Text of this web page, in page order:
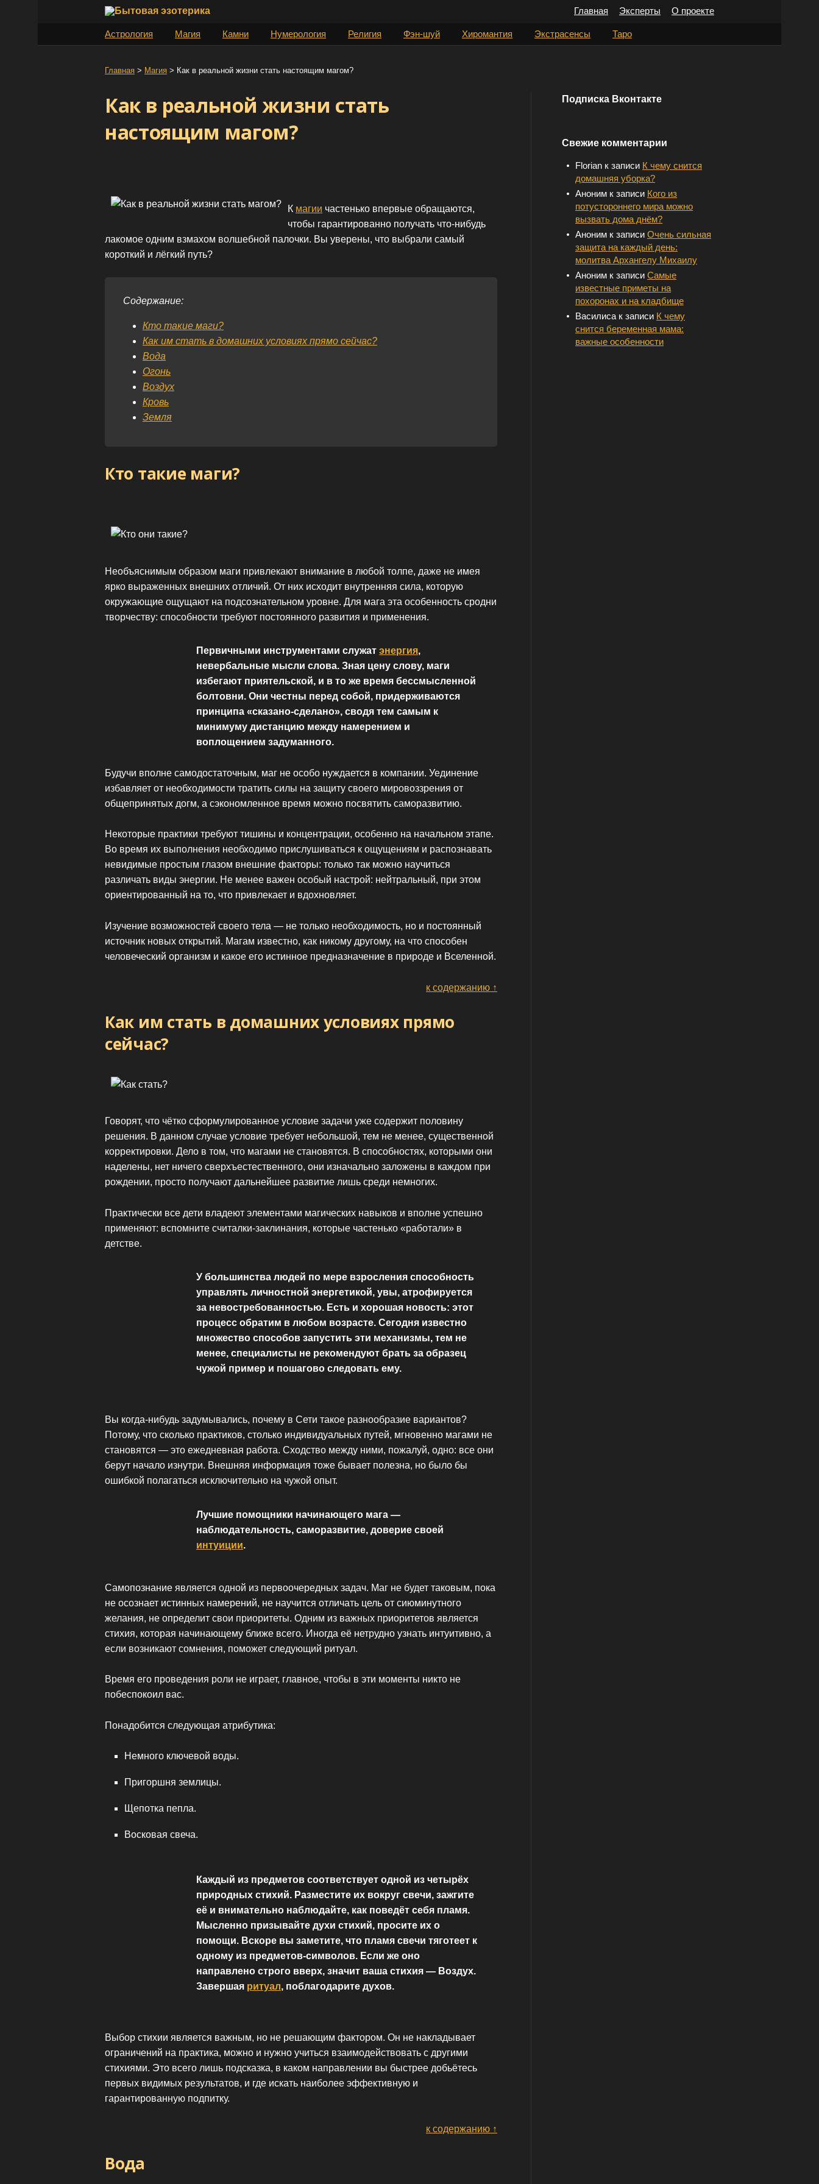
Главная Эксперты О проекте
Астрология Магия Камни Нумерология Религия Фэн-шуй Хиромантия Экстрасенсы Таро
Главная > Магия > Как в реальной жизни стать настоящим магом?
Как в реальной жизни стать
настоящим магом?
К магии частенько впервые обращаются,
чтобы гарантированно получать что-нибудь
лакомое одним взмахом волшебной палочки. Вы уверены, что выбрали самый
короткий и лёгкий путь?
Содержание:
Кто такие маги?
Как им стать в домашних условиях прямо сейчас?
Вода
Огонь
Воздух
Кровь
Земля
Кто такие маги?
Необъяснимым образом маги привлекают внимание в любой толпе, даже не имея
ярко выраженных внешних отличий. От них исходит внутренняя сила, которую
окружающие ощущают на подсознательном уровне. Для мага эта особенность сродни
творчеству: способности требуют постоянного развития и применения.
Первичными инструментами служат энергия,
невербальные мысли слова. Зная цену слову, маги
избегают приятельской, и в то же время бессмысленной
болтовни. Они честны перед собой, придерживаются
принципа «сказано-сделано», сводя тем самым к
минимуму дистанцию между намерением и
воплощением задуманного.
Будучи вполне самодостаточным, маг не особо нуждается в компании. Уединение
избавляет от необходимости тратить силы на защиту своего мировоззрения от
общепринятых догм, а сэкономленное время можно посвятить саморазвитию.
Некоторые практики требуют тишины и концентрации, особенно на начальном этапе.
Во время их выполнения необходимо прислушиваться к ощущениям и распознавать
невидимые простым глазом внешние факторы: только так можно научиться
различать виды энергии. Не менее важен особый настрой: нейтральный, при этом
ориентированный на то, что привлекает и вдохновляет.
Изучение возможностей своего тела — не только необходимость, но и постоянный
источник новых открытий. Магам известно, как никому другому, на что способен
человеческий организм и какое его истинное предназначение в природе и Вселенной.
к содержанию ↑
Как им стать в домашних условиях прямо
сейчас?
Говорят, что чётко сформулированное условие задачи уже содержит половину
решения. В данном случае условие требует небольшой, тем не менее, существенной
корректировки. Дело в том, что магами не становятся. В способностях, которыми они
наделены, нет ничего сверхъестественного, они изначально заложены в каждом при
рождении, просто получают дальнейшее развитие лишь среди немногих.
Практически все дети владеют элементами магических навыков и вполне успешно
применяют: вспомните считалки-заклинания, которые частенько «работали» в
детстве.
У большинства людей по мере взросления способность
управлять личностной энергетикой, увы, атрофируется
за невостребованностью. Есть и хорошая новость: этот
процесс обратим в любом возрасте. Сегодня известно
множество способов запустить эти механизмы, тем не
менее, специалисты не рекомендуют брать за образец
чужой пример и пошагово следовать ему.
Вы когда-нибудь задумывались, почему в Сети такое разнообразие вариантов?
Потому, что сколько практиков, столько индивидуальных путей, мгновенно магами не
становятся — это ежедневная работа. Сходство между ними, пожалуй, одно: все они
берут начало изнутри. Внешняя информация тоже бывает полезна, но было бы
ошибкой полагаться исключительно на чужой опыт.
Лучшие помощники начинающего мага —
наблюдательность, саморазвитие, доверие своей
интуиции.
Самопознание является одной из первоочередных задач. Маг не будет таковым, пока
не осознает истинных намерений, не научится отличать цель от сиюминутного
желания, не определит свои приоритеты. Одним из важных приоритетов является
стихия, которая начинающему ближе всего. Иногда её нетрудно узнать интуитивно, а
если возникают сомнения, поможет следующий ритуал.
Время его проведения роли не играет, главное, чтобы в эти моменты никто не
побеспокоил вас.
Понадобится следующая атрибутика:
Немного ключевой воды.
Пригоршня землицы.
Щепотка пепла.
Восковая свеча.
Каждый из предметов соответствует одной из четырёх
природных стихий. Разместите их вокруг свечи, зажгите
её и внимательно наблюдайте, как поведёт себя пламя.
Мысленно призывайте духи стихий, просите их о
помощи. Вскоре вы заметите, что пламя свечи тяготеет к
одному из предметов-символов. Если же оно
направлено строго вверх, значит ваша стихия — Воздух.
Завершая ритуал, поблагодарите духов.
Выбор стихии является важным, но не решающим фактором. Он не накладывает
ограничений на практика, можно и нужно учиться взаимодействовать с другими
стихиями. Это всего лишь подсказка, в каком направлении вы быстрее добьётесь
первых видимых результатов, и где искать наиболее эффективную и
гарантированную подпитку.
к содержанию ↑
Вода
Подписка Вконтакте
Свежие комментарии
Florian к записи К чему снится
домашняя уборка?
Аноним к записи Кого из
потустороннего мира можно
вызвать дома днём?
Аноним к записи Очень сильная
защита на каждый день:
молитва Архангелу Михаилу
Аноним к записи Самые
известные приметы на
похоронах и на кладбище
Василиса к записи К чему
снится беременная мама:
важные особенности